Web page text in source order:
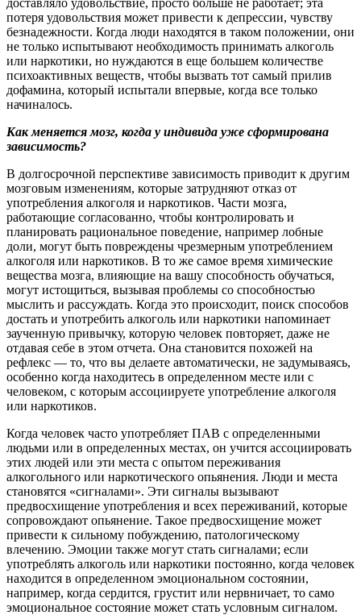
потеря удовольствия может привести к депрессии, чувству
безнадежности. Когда люди находятся в таком положении, они
не только испытывают необходимость принимать алкоголь
или наркотики, но нуждаются в еще большем количестве
психоактивных веществ, чтобы вызвать тот самый прилив
дофамина, который испытали впервые, когда все только
начиналось.
Как меняется мозг, когда у индивида уже сформирована
зависимость?
В долгосрочной перспективе зависимость приводит к другим
мозговым изменениям, которые затрудняют отказ от
употребления алкоголя и наркотиков. Части мозга,
работающие согласованно, чтобы контролировать и
планировать рациональное поведение, например лобные
доли, могут быть повреждены чрезмерным употреблением
алкоголя или наркотиков. В то же самое время химические
вещества мозга, влияющие на вашу способность обучаться,
могут истощиться, вызывая проблемы со способностью
мыслить и рассуждать. Когда это происходит, поиск способов
достать и употребить алкоголь или наркотики напоминает
заученную привычку, которую человек повторяет, даже не
отдавая себе в этом отчета. Она становится похожей на
рефлекс — то, что вы делаете автоматически, не задумываясь,
особенно когда находитесь в определенном месте или с
человеком, с которым ассоциируете употребление алкоголя
или наркотиков.
Когда человек часто употребляет ПАВ с определенными
людьми или в определенных местах, он учится ассоциировать
этих людей или эти места с опытом переживания
алкогольного или наркотического опьянения. Люди и места
становятся «сигналами». Эти сигналы вызывают
предвосхищение употребления и всех переживаний, которые
сопровождают опьянение. Такое предвосхищение может
привести к сильному побуждению, патологическому
влечению. Эмоции также могут стать сигналами; если
употреблять алкоголь или наркотики постоянно, когда человек
находится в определенном эмоциональном состоянии,
например, когда сердится, грустит или нервничает, то само
эмоциональное состояние может стать условным сигналом.